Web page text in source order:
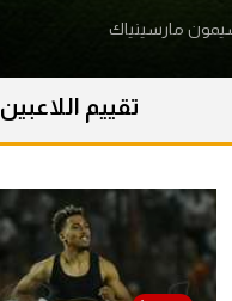
مارسينياك
تقييم اللاعبين